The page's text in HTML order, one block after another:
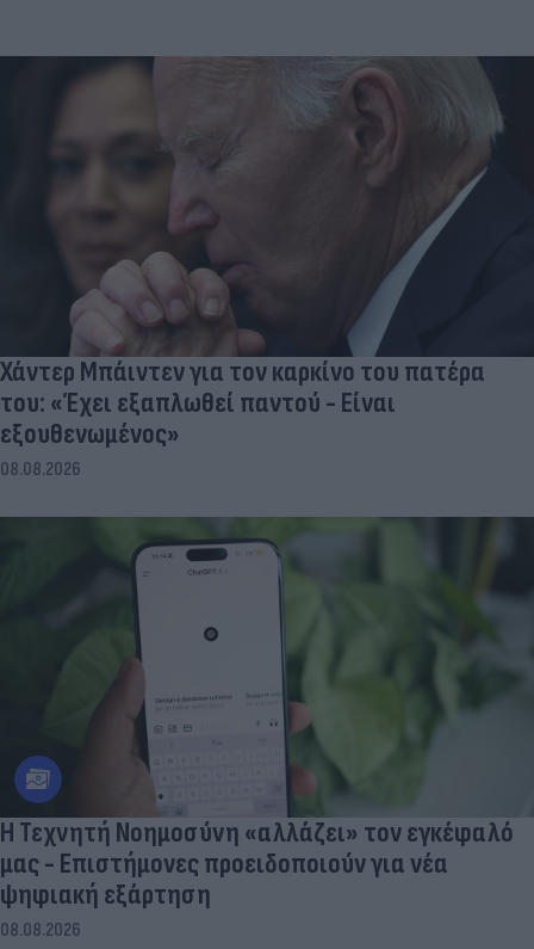
Χάντερ Μπάιντεν για τον καρκίνο του πατέρα
του: «Έχει εξαπλωθεί παντού - Είναι
εξουθενωμένος»
08.08.2026
Η Τεχνητή Νοημοσύνη «αλλάζει» τον εγκέφαλό
μας - Eπιστήμονες προειδοποιούν για νέα
ψηφιακή εξάρτηση
08.08.2026